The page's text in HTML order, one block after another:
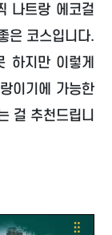
나트랑 에코걸
은 코스입니다.
하지만 이렇게
이기에 가능한
걸 추천드립니